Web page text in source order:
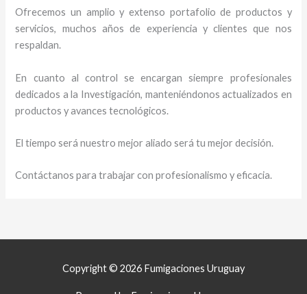
Ofrecemos un amplio y extenso portafolio de productos y
servicios, muchos años de experiencia y clientes que nos
respaldan.
En cuanto al control se encargan siempre profesionales
dedicados a la Investigación, manteniéndonos actualizados en
productos y avances tecnológicos.
El tiempo será nuestro mejor aliado será tu mejor decisión.
Contáctanos para trabajar con profesionalismo y eficacia.
Copyright © 2026 Fumigaciones Uruguay